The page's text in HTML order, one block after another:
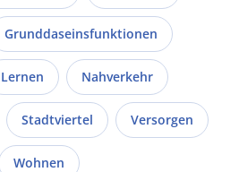
Grunddaseinsfunktionen
Lernen Nahverkehr
Stadtviertel Versorgen
Wohnen